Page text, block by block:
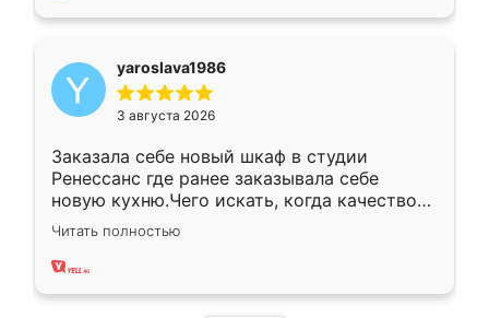
yaroslava1986
3 августа 2026
Заказала себе новый шкаф в студии
Ренессанс где ранее заказывала себе
новую кухню.Чего искать, когда качеством
вполне довольна. Служит кухня уже почти
два года, нареканий нет.
Читать полностью